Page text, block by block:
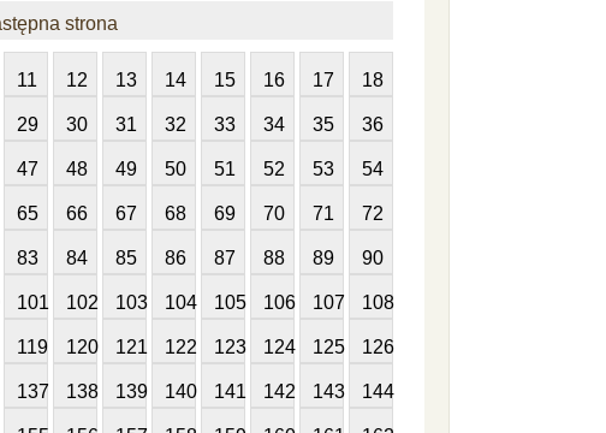
strona
11 12 13 14 15 16 17 18
29 30 31 32 33 34 35 36
47 48 49 50 51 52 53 54
65 66 67 68 69 70 71 72
83 84 85 86 87 88 89 90
101 102 103 104 105 106 107 108
119 120 121 122 123 124 125 126
137 138 139 140 141 142 143 144